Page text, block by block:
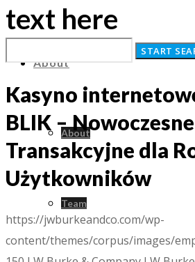
About
About
Team
text here
Kasyno
BLIK –
Transakcyjne dla
Użytkowników
https://jwburkeandco.com/wp-
content/themes/corpus/images/